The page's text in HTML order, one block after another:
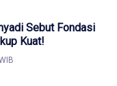
Sebut Fondasi
Kuat!